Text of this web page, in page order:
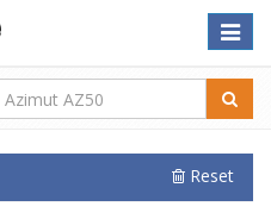
Toggle
Reset